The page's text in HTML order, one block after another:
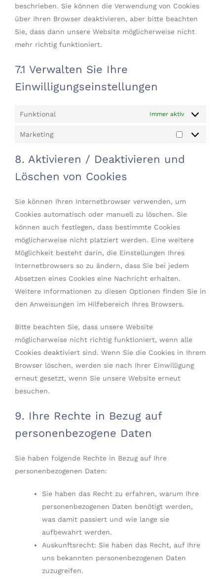
beschrieben. Sie können die Verwendung von Cookies
über Ihren Browser deaktivieren, aber bitte beachten
Sie, dass dann unsere Website möglicherweise nicht
mehr richtig funktioniert.
7.1 Verwalten Sie Ihre
Einwilligungseinstellungen
Funktional Immer aktiv
Marketing
8. Aktivieren / Deaktivieren und
Löschen von Cookies
Sie können Ihren Internetbrowser verwenden, um
Cookies automatisch oder manuell zu löschen. Sie
können auch festlegen, dass bestimmte Cookies
möglicherweise nicht platziert werden. Eine weitere
Möglichkeit besteht darin, die Einstellungen Ihres
Internetbrowsers so zu ändern, dass Sie bei jedem
Absetzen eines Cookies eine Nachricht erhalten.
Weitere Informationen zu diesen Optionen finden Sie in
den Anweisungen im Hilfebereich Ihres Browsers.
Bitte beachten Sie, dass unsere Website
möglicherweise nicht richtig funktioniert, wenn alle
Cookies deaktiviert sind. Wenn Sie die Cookies in Ihrem
Browser löschen, werden sie nach Ihrer Einwilligung
erneut gesetzt, wenn Sie unsere Website erneut
besuchen.
9. Ihre Rechte in Bezug auf
personenbezogene Daten
Sie haben folgende Rechte in Bezug auf Ihre
personenbezogenen Daten:
Sie haben das Recht zu erfahren, warum Ihre
personenbezogenen Daten benötigt werden,
was damit passiert und wie lange sie
aufbewahrt werden.
Auskunftsrecht: Sie haben das Recht, auf Ihre
uns bekannten personenbezogenen Daten
zuzugreifen.